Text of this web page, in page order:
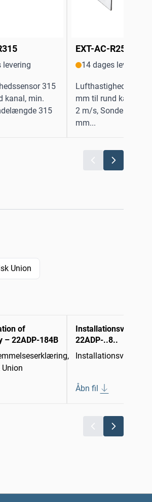
levering
315
kanal, min.
315
EXT-AC-R250
14 dages levering
mm til rund kanal,
2 m/s, Sondelængde
mm...
Union
of
– 22ADP-184B
22ADP-..8..
Åbn fil